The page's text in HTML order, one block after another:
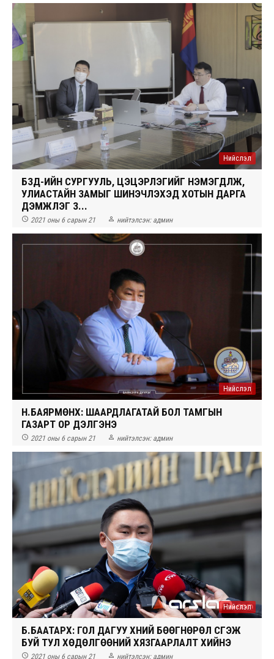
Нийслэл
БЗД-ИЙН СУРГУУЛЬ, ЦЭЦЭРЛЭГИЙГ НЭМЭГДҮҮЛЖ,
УЛИАСТАЙН ЗАМЫГ ШИНЭЧЛЭХЭД ХОТЫН ДАРГА
ДЭМЖЛЭГ ҮЗҮ...
 2021 оны 6 сарын 21  нийтэлсэн: админ
Нийслэл
Н.БАЯРМӨНХ: ШААРДЛАГАТАЙ БОЛ ТАМГЫН
ГАЗАРТ ОР ДЭЛГЭНЭ
 2021 оны 6 сарын 21  нийтэлсэн: админ
Нийслэл
Б.БААТАРХҮҮ: ГОЛ ДАГУУ ХҮНИЙ БӨӨГНӨРӨЛ ҮҮСГЭЖ
БУЙ ТУЛ ХӨДӨЛГӨӨНИЙ ХЯЗГААРЛАЛТ ХИЙНЭ
 2021 оны 6 сарын 21  нийтэлсэн: админ